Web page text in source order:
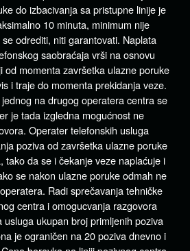
do izbacivanja sa pristupne linije je
10 minuta, minimum nije
odrediti, niti garantovati. Naplata
saobraćaja vrši na osnovu
od momenta završetka ulazne poruke
i traje do momenta prekidanja veze.
na drugog operatera centra se
je tada izgledna mogućnost ne
Operater telefonskih usluga
poziva od završetka ulazne poruke
tako da se i čekanje veze naplaćuje i
se nakon ulazne poruke odmah ne
Radi sprečavanja tehničke
centra i omogucvanja razgovora
usluga ukupan broj primljenih poziva
je ograničen na 20 poziva dnevno i